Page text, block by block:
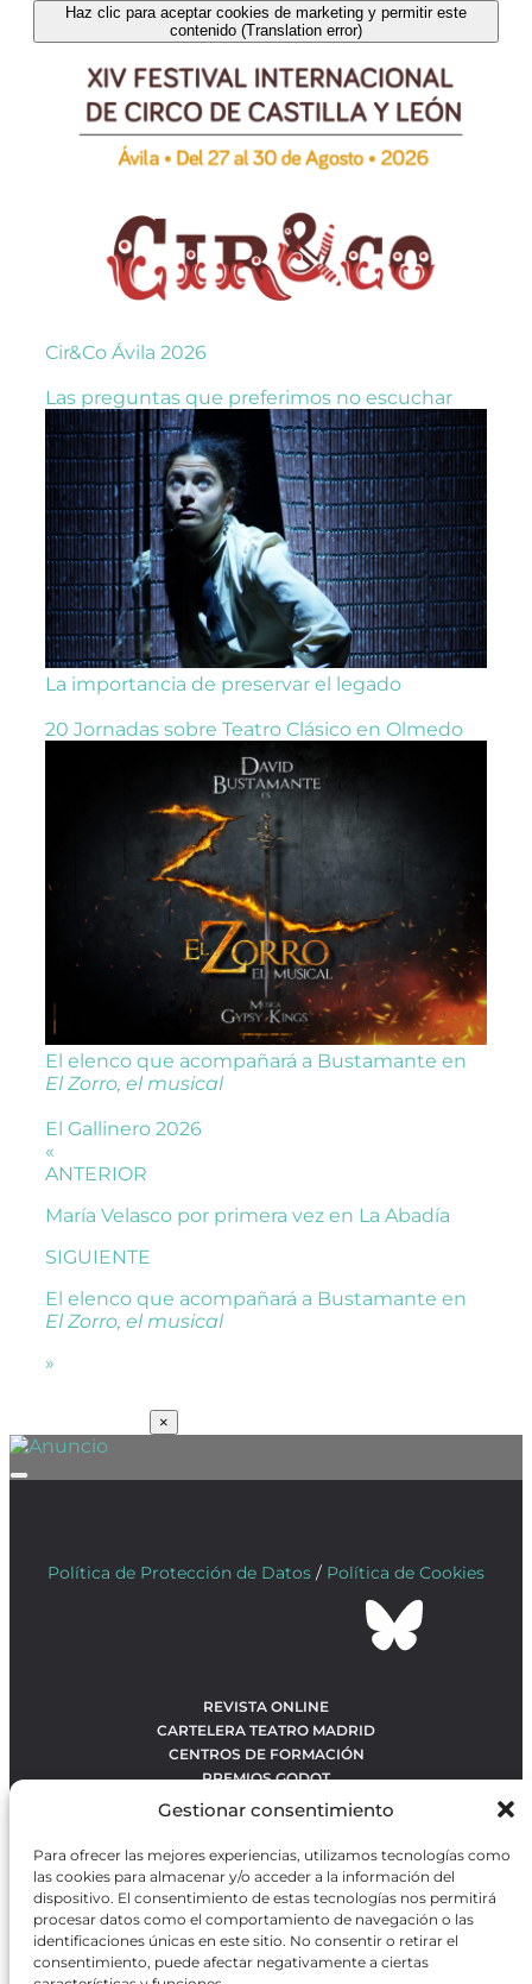
Gestionar consentimiento
Para ofrecer las mejores experiencias, utilizamos tecnologías como
las cookies para almacenar y/o acceder a la información del
dispositivo. El consentimiento de estas tecnologías nos permitirá
procesar datos como el comportamiento de navegación o las
identificaciones únicas en este sitio. No consentir o retirar el
consentimiento, puede afectar negativamente a ciertas
Haz clic para aceptar cookies de marketing y permitir este
contenido (Translation error)
Cir&Co Ávila 2026
Las preguntas que preferimos no escuchar
La importancia de preservar el legado
20 Jornadas sobre Teatro Clásico en Olmedo
El elenco que acompañará a Bustamante en
El Zorro, el musical
El Gallinero 2026
«
ANTERIOR
María Velasco por primera vez en La Abadía
SIGUIENTE
El elenco que acompañará a Bustamante en
El Zorro, el musical
»
×
Política de Protección de Datos / Política de Cookies
REVISTA ONLINE
CARTELERA TEATRO MADRID
CENTROS DE FORMACIÓN
PREMIOS GODOT
CONTACTO
OBRAS MÁS VOTADAS
RANKING MEJORES OBRAS
BÚSQUEDA AVANZADA DE OBRAS